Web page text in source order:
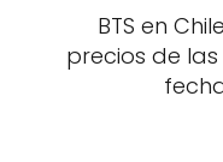
BTS en
precios de